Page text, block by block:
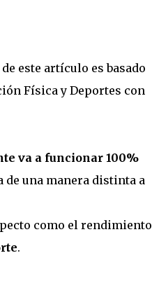
este artículo es basado
Física y Deportes con
va a funcionar 100%
de una manera distinta a
como el rendimiento
.